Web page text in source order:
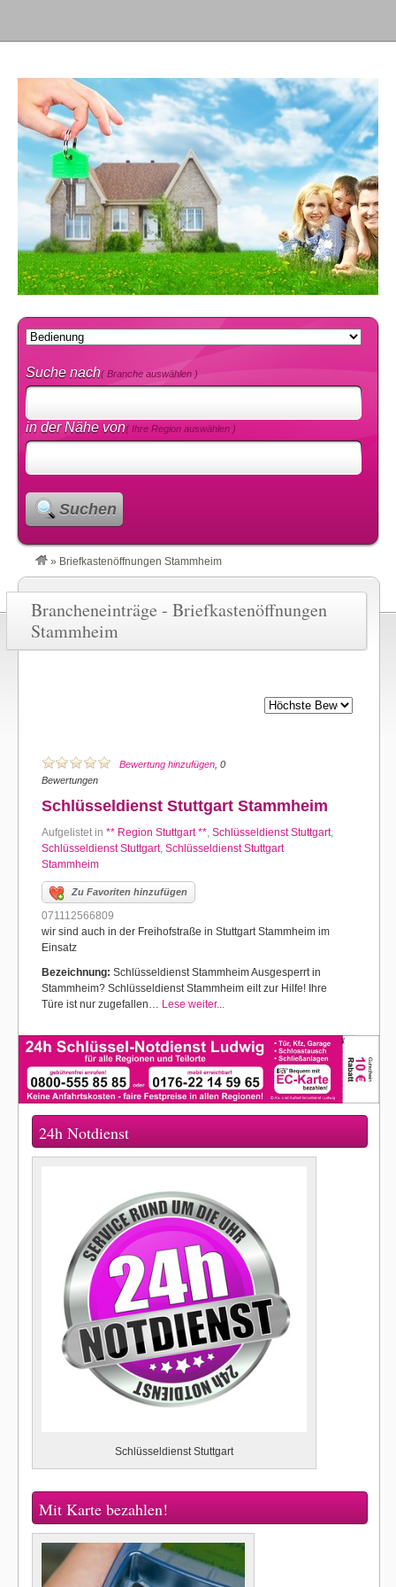
Suche nach( Branche auswählen )
in der Nähe von( Ihre Region auswählen )
Suchen
» Briefkastenöffnungen Stammheim
Brancheneinträge - Briefkastenöffnungen
Stammheim
Bewertung hinzufügen , 0
Bewertungen
Schlüsseldienst Stuttgart Stammheim
Aufgelistet in ** Region Stuttgart **, Schlüsseldienst Stuttgart,
Schlüsseldienst Stuttgart, Schlüsseldienst Stuttgart
Stammheim
Zu Favoriten hinzufügen
071112566809
wir sind auch in der Freihofstraße in Stuttgart Stammheim im
Einsatz
Bezeichnung: Schlüsseldienst Stammheim Ausgesperrt in
Stammheim? Schlüsseldienst Stammheim eilt zur Hilfe! Ihre
Türe ist nur zugefallen… Lese weiter...
24h Notdienst
Schlüsseldienst Stuttgart
Mit Karte bezahlen!